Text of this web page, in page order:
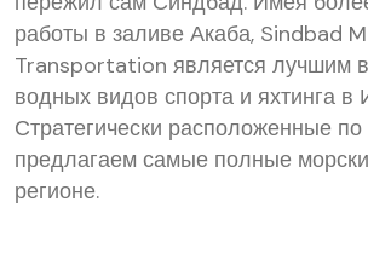
работы в заливе Акаба, Sindbad
Transportation является лучшим
водных видов спорта и яхтинга в
Стратегически расположенные
предлагаем самые полные
регионе.